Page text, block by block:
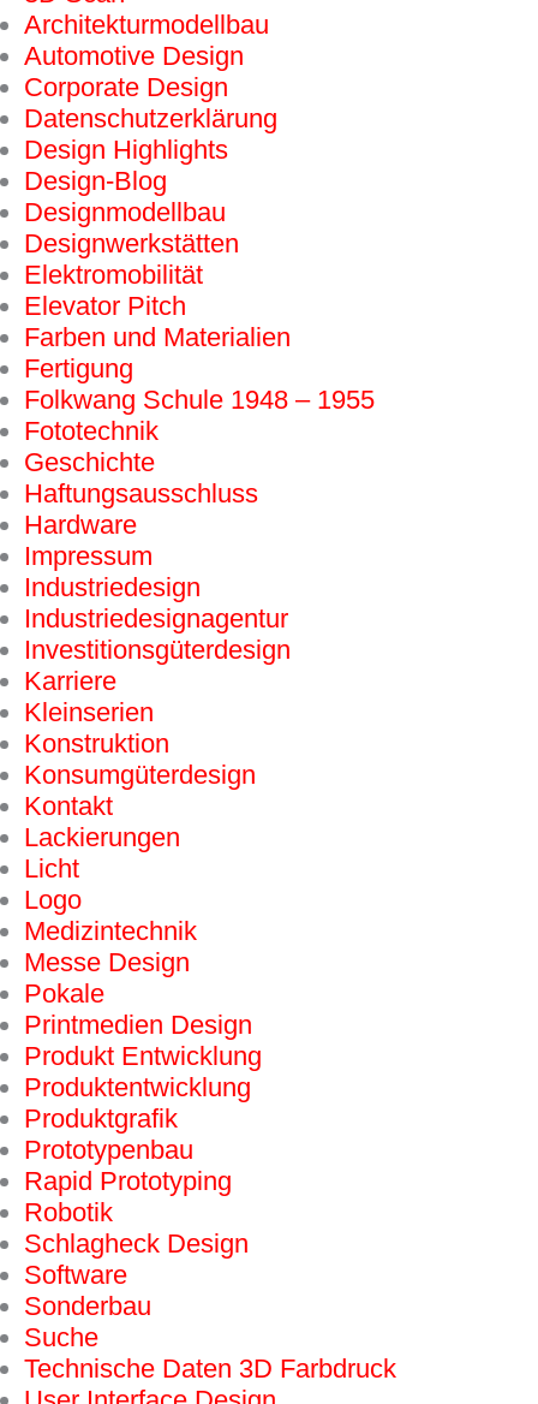
Architekturmodellbau
Automotive Design
Corporate Design
Datenschutzerklärung
Design Highlights
Design-Blog
Designmodellbau
Designwerkstätten
Elektromobilität
Elevator Pitch
Farben und Materialien
Fertigung
Folkwang Schule 1948 – 1955
Fototechnik
Geschichte
Haftungsausschluss
Hardware
Impressum
Industriedesign
Industriedesignagentur
Investitions­güter­design
Karriere
Kleinserien
Konstruktion
Konsumgüter­design
Kontakt
Lackierungen
Licht
Logo
Medizintechnik
Messe Design
Pokale
Printmedien Design
Produkt Entwicklung
Produktentwicklung
Produktgrafik
Prototypenbau
Rapid Prototyping
Robotik
Schlagheck Design
Software
Sonderbau
Suche
Technische Daten 3D Farbdruck